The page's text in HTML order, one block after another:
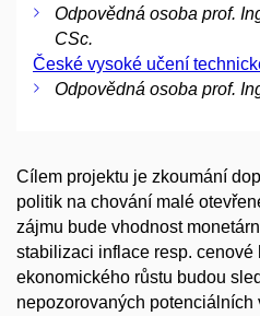
Odpovědná osoba prof.
CSc.
České vysoké učení
Odpovědná osoba prof.
Cílem projektu je zkoumání
politik na chování malé
zájmu bude vhodnost
stabilizaci inflace resp. cenové
ekonomického růstu budou
nepozorovaných